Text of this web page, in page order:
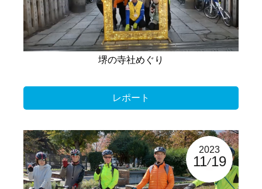
堺の寺社めぐり
レポート
2023
11 19